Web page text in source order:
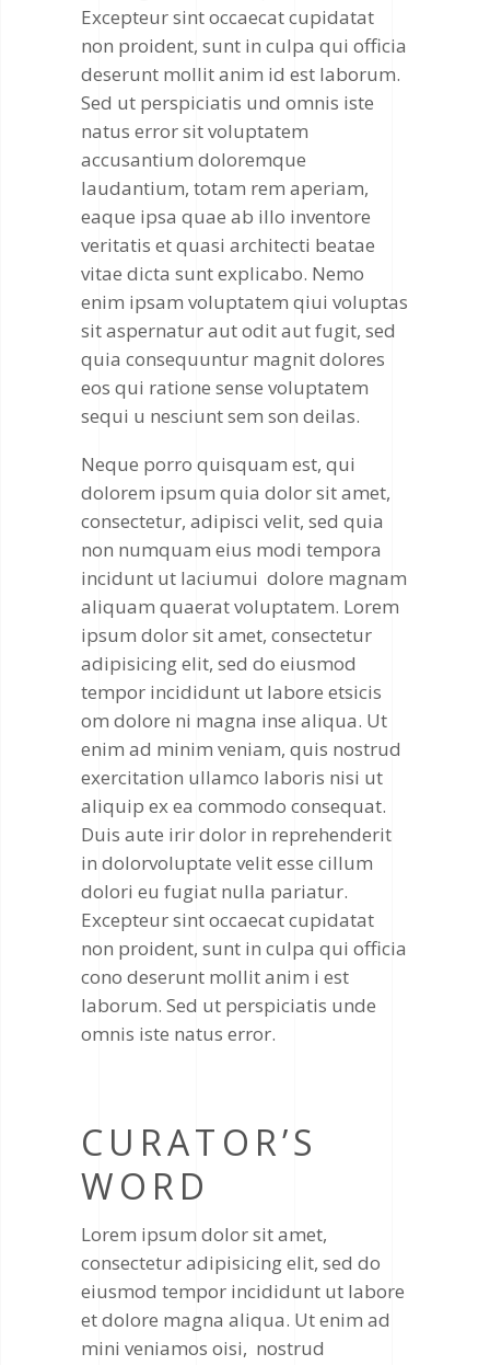
Excepteur sint occaecat cupidatat
non proident, sunt in culpa qui officia
deserunt mollit anim id est laborum.
Sed ut perspiciatis und omnis iste
natus error sit voluptatem
accusantium doloremque
laudantium, totam rem aperiam,
eaque ipsa quae ab illo inventore
veritatis et quasi architecti beatae
vitae dicta sunt explicabo. Nemo
enim ipsam voluptatem qiui voluptas
sit aspernatur aut odit aut fugit, sed
quia consequuntur magnit dolores
eos qui ratione sense voluptatem
sequi u nesciunt sem son deilas.
Neque porro quisquam est, qui
dolorem ipsum quia dolor sit amet,
consectetur, adipisci velit, sed quia
non numquam eius modi tempora
incidunt ut laciumui dolore magnam
aliquam quaerat voluptatem. Lorem
ipsum dolor sit amet, consectetur
adipisicing elit, sed do eiusmod
tempor incididunt ut labore etsicis
om dolore ni magna inse aliqua. Ut
enim ad minim veniam, quis nostrud
exercitation ullamco laboris nisi ut
aliquip ex ea commodo consequat.
Duis aute irir dolor in reprehenderit
in dolorvoluptate velit esse cillum
dolori eu fugiat nulla pariatur.
Excepteur sint occaecat cupidatat
non proident, sunt in culpa qui officia
cono deserunt mollit anim i est
laborum. Sed ut perspiciatis unde
omnis iste natus error.
CURATOR’S
WORD
Lorem ipsum dolor sit amet,
consectetur adipisicing elit, sed do
eiusmod tempor incididunt ut labore
et dolore magna aliqua. Ut enim ad
mini veniamos oisi, nostrud